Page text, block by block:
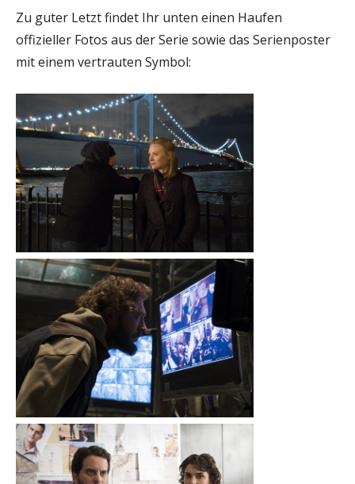
Zu guter Letzt findet Ihr unten einen Haufen
offizieller Fotos aus der Serie sowie das Serienposter
mit einem vertrauten Symbol: